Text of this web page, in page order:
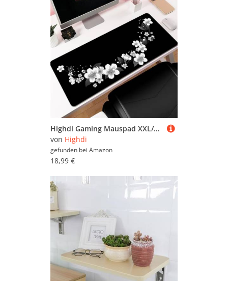
Highdi Gaming Mauspad XXL/XL, Groß Schreibtischunterlage Großes Mousepad Gaming PC Schreibtisch Matte Desk Mat Vernähte Kanten für Büro, Tastatur, Laptop (Kirschblüte 4,600 * 1200 * 2mm)
von Highdi
gefunden bei Amazon
18,99 €